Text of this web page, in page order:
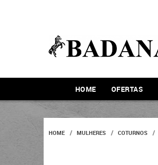
HOME OFERTAS
HOME MULHERES COTURNOS